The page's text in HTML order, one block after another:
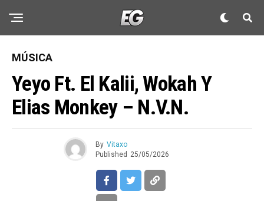
MÚSICA
Yeyo Ft. El Kalii, Wokah Y
Elias Monkey – N.V.N.
By Vitaxo
Published 25/05/2026